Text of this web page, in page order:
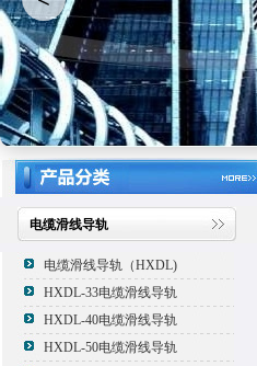
电缆滑线导轨
电缆滑线导轨（HXDL)
HXDL-33电缆滑线导轨
HXDL-40电缆滑线导轨
HXDL-50电缆滑线导轨